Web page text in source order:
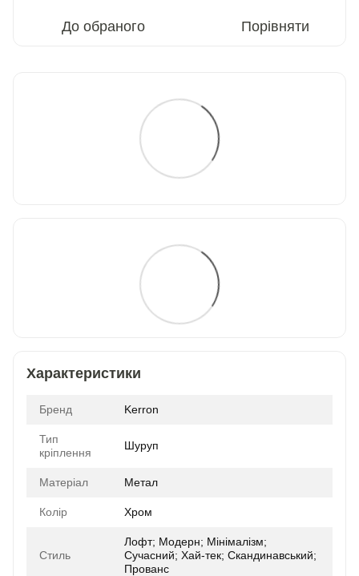
До обраного Порівняти
Характеристики
Бренд Kerron
Тип
кріплення
Шуруп
Матеріал Метал
Колір Хром
Стиль
Лофт; Модерн; Мінімалізм;
Сучасний; Хай-тек; Скандинавський;
Прованс